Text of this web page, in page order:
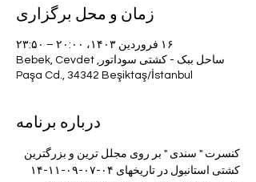
زمان و محل برگزاری
۱۶ فروردین ۱۴۰۳، ۲۰:۰۰ – ۲۳:۵۰
ساحل ببک - کشتی سوداتور, Bebek, Cevdet
Paşa Cd., 34342 Beşiktaş/İstanbul
درباره برنامه
کنسرت " سندی " بر روی مجلل ترین و بزرگترین